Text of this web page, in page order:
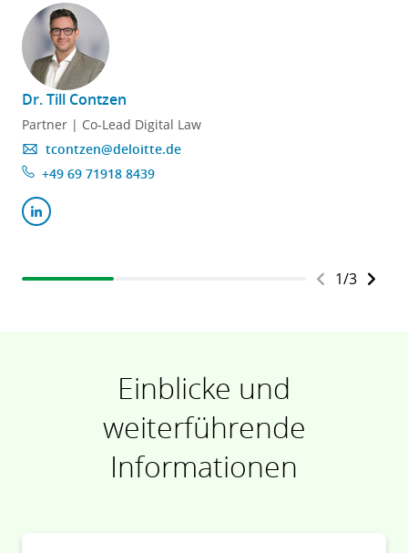
Dr. Till Contzen
Partner | Co-Lead Digital Law
tcontzen@deloitte.de
+49 69 71918 8439
1/3
Einblicke und
weiterführende
Informationen